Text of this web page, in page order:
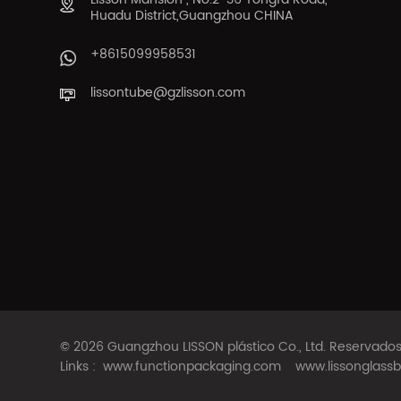
Huadu District,Guangzhou CHINA
+8615099958531
lissontube@gzlisson.com
© 2026 Guangzhou LISSON plástico Co., Ltd.
Links : www.functionpackaging.com